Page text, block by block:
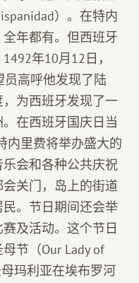
）。在特内
年都有。但西班牙
年10月12日，
员高呼他发现了陆
为西班牙发现了一
在西班牙国庆日当
内里费将举办盛大的
会和各种公共庆祝
关门，岛上的街道
。节日期间还会举
及活动。这个节日
节（Our Lady of
玛利亚在埃布罗河